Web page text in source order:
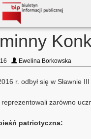
Ewelina Borkowska
r. odbył się w Sławnie
reprezentowali zarówno
patriotyczna: